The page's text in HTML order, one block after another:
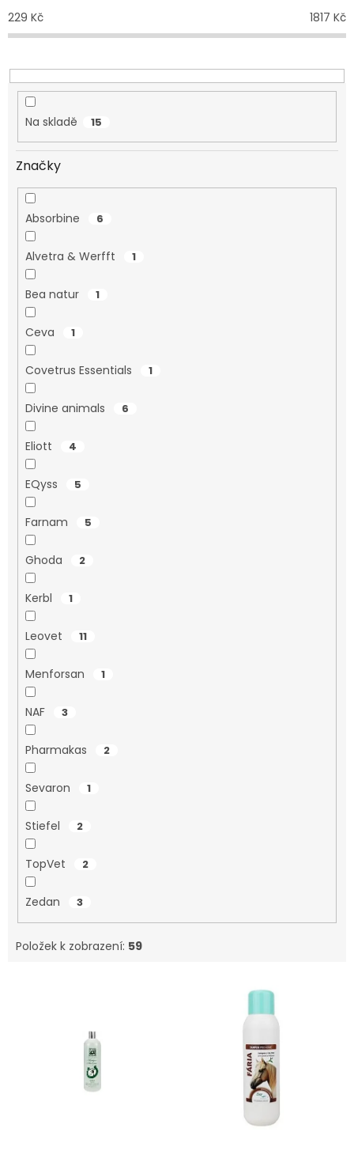
o
d
k
t
229 Kč 1817 Kč
Na skladě 15
Značky
Absorbine 6
Alvetra & Werfft 1
Bea natur 1
Ceva 1
Covetrus Essentials 1
Divine animals 6
Eliott 4
EQyss 5
Farnam 5
Ghoda 2
Kerbl 1
Leovet 11
Menforsan 1
NAF 3
Pharmakas 2
Sevaron 1
Stiefel 2
TopVet 2
Zedan 3
Položek k zobrazení: 59